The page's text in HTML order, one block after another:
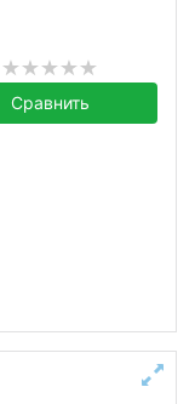
Сравнить